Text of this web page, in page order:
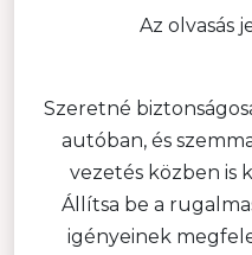
Az olvasás
Szeretné
autóban, és
vezetés közben is
Állítsa be a
igényeinek